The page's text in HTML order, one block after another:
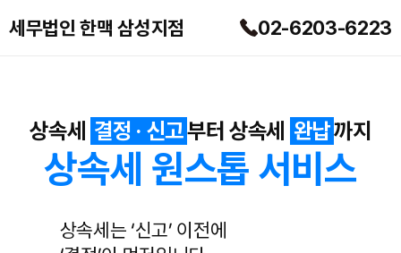
건너뛰기
세무법인 한맥 삼성지점 02-6203-6223
상속세 결정 · 신고부터 상속세 완납까지
상속세 원스톱 서비스
상속세는 ‘신고’ 이전에